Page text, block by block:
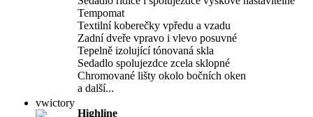
vwictory
Tempomat
Textilní koberečky vpředu a vzadu
Zadní dveře vpravo i vlevo posuvné
Tepelně izolující tónovaná skla
Sedadlo spolujezdce zcela sklopné
Chromované lišty okolo bočních oken
a další...
Highline